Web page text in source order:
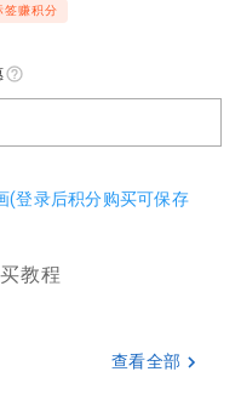
签赚积分
(登录后积分购买可保存
教程
查看全部